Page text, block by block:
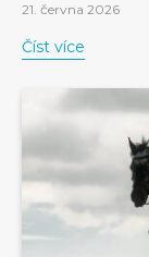
21. června 2026
Číst více